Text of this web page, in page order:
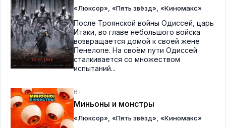
«Люксор», «Пять звёзд», «Киномакс»
После Троянской войны Одиссей, царь
Итаки, во главе небольшого войска
возвращается домой к своей жене
Пенелопе. На своём пути Одиссей
сталкивается со множеством
испытаний...
6+
Миньоны и монстры
«Люксор», «Пять звёзд», «Киномакс»